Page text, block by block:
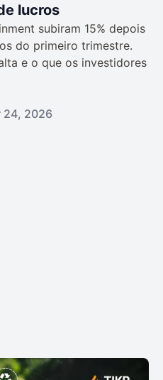
lucros
subiram 15% depois
do primeiro trimestre.
e o que os investidores
24, 2026